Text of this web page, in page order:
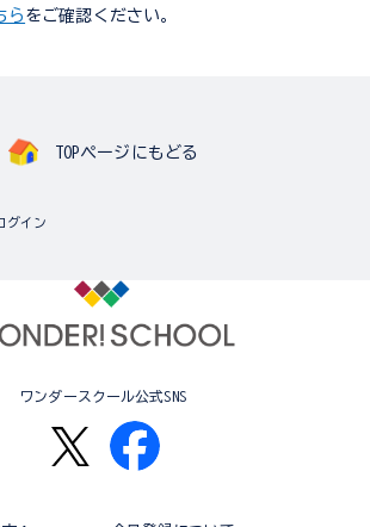
ら をご確認ください。
TOPページにもどる
グイン
ワンダースクール公式SNS